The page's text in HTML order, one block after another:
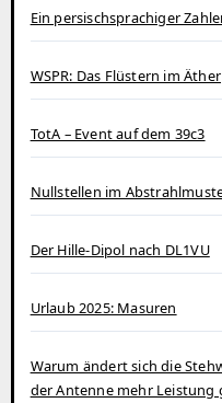
Ein persischsprachiger
WSPR: Das Flüstern im Äther
TotA – Event auf dem 39c3
Nullstellen im
Der Hille-Dipol nach DL1VU
Urlaub 2025: Masuren
Warum ändert sich die
der Antenne mehr Leistung